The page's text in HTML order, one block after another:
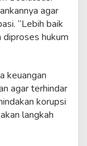
agar
“Lebih baik
diproses hukum
keuangan
agar terhindar
korupsi
langkah